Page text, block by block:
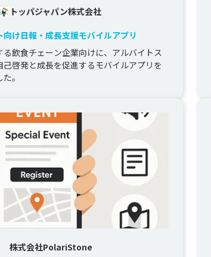
トッパジャパン株式会社
向け日報・成長支援モバイルアプリ
る飲食チェーン企業向けに、アルバイトス
己啓発と成長を促進するモバイルアプリを
。
株式会社PolariStone